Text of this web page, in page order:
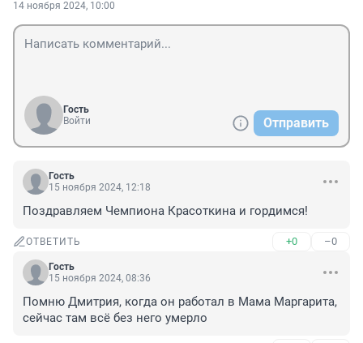
14 ноября 2024, 10:00
Гость
Войти
Отправить
Гость
15 ноября 2024, 12:18
Поздравляем Чемпиона Красоткина и гордимся!
ОТВЕТИТЬ +0 –0
Гость
15 ноября 2024, 08:36
Помню Дмитрия, когда он работал в Мама Маргарита,
сейчас там всё без него умерло